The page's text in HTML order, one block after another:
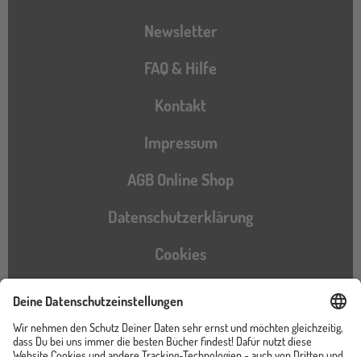
Newsletter
FAQ & Hilfe
Kontakt
Impressum
AGB Online Shop
Datenschutzerklärung
Cookies
Barrierefreiheitserklärung